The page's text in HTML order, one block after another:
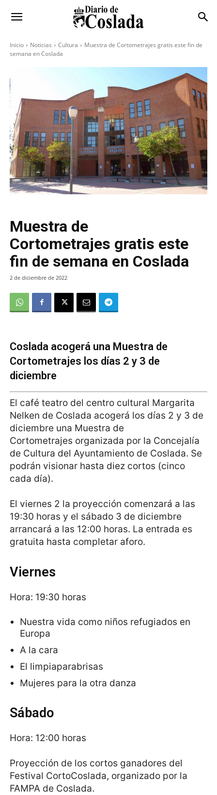
Inicio Noticias Cultura
Muestra de Cortometrajes gratis este fin de
semana en Coslada
Muestra de
Cortometrajes gratis este
fin de semana en Coslada
2 de diciembre de 2022
Coslada acogerá una Muestra de
Cortometrajes los días 2 y 3 de
diciembre
El café teatro del centro cultural Margarita
Nelken de Coslada acogerá los días 2 y 3 de
diciembre una Muestra de
Cortometrajes organizada por la Concejalía
de Cultura del Ayuntamiento de Coslada. Se
podrán visionar hasta diez cortos (cinco
cada día).
El viernes 2 la proyección comenzará a las
19:30 horas y el sábado 3 de diciembre
arrancará a las 12:00 horas. La entrada es
gratuita hasta completar aforo.
Viernes
Hora: 19:30 horas
Nuestra vida como niños refugiados en
Europa
A la cara
El limpiaparabrisas
Mujeres para la otra danza
Sábado
Hora: 12:00 horas
Proyección de los cortos ganadores del
Festival CortoCoslada, organizado por la
FAMPA de Coslada.